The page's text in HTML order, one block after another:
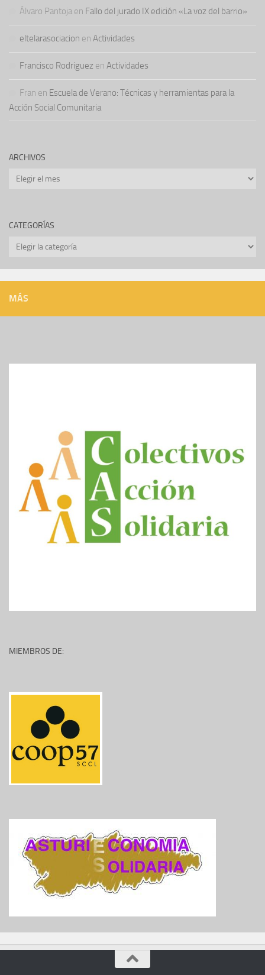
Álvaro Pantoja en Fallo del jurado IX edición «La voz del barrio»
eltelarasociacion en Actividades
Francisco Rodriguez en Actividades
Fran en Escuela de Verano: Técnicas y herramientas para la
Acción Social Comunitaria
ARCHIVOS
Archivos
CATEGORÍAS
Categorías
MÁS
MIEMBROS DE: